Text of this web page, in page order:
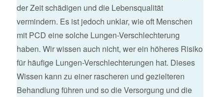
der Zeit schädigen und die Lebensqualität
vermindern. Es ist jedoch unklar, wie oft Menschen
mit PCD eine solche Lungen-Verschlechterung
haben. Wir wissen auch nicht, wer ein höheres Risiko
für häufige Lungen-Verschlechterungen hat. Dieses
Wissen kann zu einer rascheren und gezielteren
Behandlung führen und so die Versorgung und die